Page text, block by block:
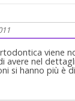
viene
avere nel
si hanno più è